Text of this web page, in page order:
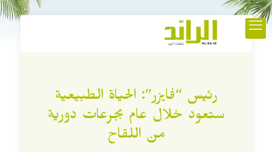
رئيس “فايزر”: الحياة الطبيعية
ستعود خلال عام بجرعات دورية
من اللقاح